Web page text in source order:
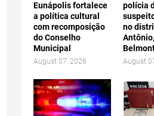
Eunápolis fortalece
a política cultural
com recomposição
do Conselho
Municipal
August 07, 2026
polícia
no
August